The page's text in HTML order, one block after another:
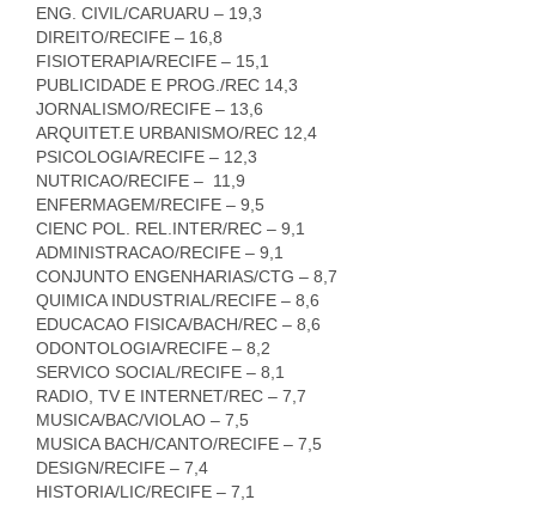
ENG. CIVIL/CARUARU – 19,3
DIREITO/RECIFE – 16,8
FISIOTERAPIA/RECIFE – 15,1
PUBLICIDADE E PROG./REC 14,3
JORNALISMO/RECIFE – 13,6
ARQUITET.E URBANISMO/REC 12,4
PSICOLOGIA/RECIFE – 12,3
NUTRICAO/RECIFE – 11,9
ENFERMAGEM/RECIFE – 9,5
CIENC POL. REL.INTER/REC – 9,1
ADMINISTRACAO/RECIFE – 9,1
CONJUNTO ENGENHARIAS/CTG – 8,7
QUIMICA INDUSTRIAL/RECIFE – 8,6
EDUCACAO FISICA/BACH/REC – 8,6
ODONTOLOGIA/RECIFE – 8,2
SERVICO SOCIAL/RECIFE – 8,1
RADIO, TV E INTERNET/REC – 7,7
MUSICA/BAC/VIOLAO – 7,5
MUSICA BACH/CANTO/RECIFE – 7,5
DESIGN/RECIFE – 7,4
HISTORIA/LIC/RECIFE – 7,1